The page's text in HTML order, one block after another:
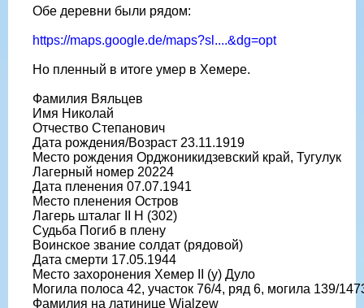
Обе деревни были рядом:
https://maps.google.de/maps?sl....&dg=opt
Но пленный в итоге умер в Хемере.
Фамилия Вяльцев
Имя Николай
Отчество Степанович
Дата рождения/Возраст 23.11.1919
Место рождения Орджоникидзевский край, Тугулук
Лагерный номер 20224
Дата пленения 07.07.1941
Место пленения Остров
Лагерь шталаг II H (302)
Судьба Погиб в плену
Воинское звание солдат (рядовой)
Дата смерти 17.05.1944
Место захоронения Хемер II (у) Дуло
Могила полоса 42, участок 76/4, ряд 6, могила 139/
Фамилия на латинице Wjalzew